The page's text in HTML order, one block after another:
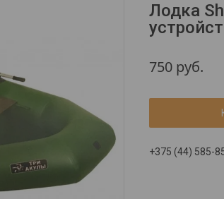
Лодка
750 руб.
+375 (44) 585-